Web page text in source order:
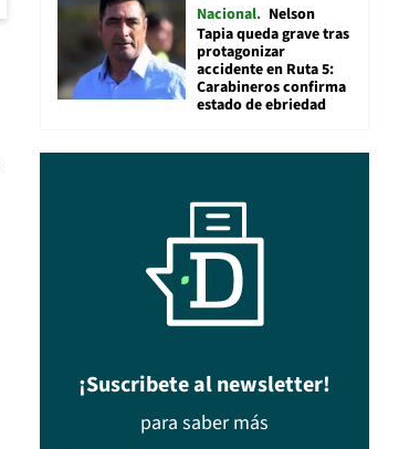
Nacional Nelson
Tapia queda grave tras
protagonizar
accidente en Ruta 5:
Carabineros confirma
estado de ebriedad
¡Suscribete al newsletter!
para saber más